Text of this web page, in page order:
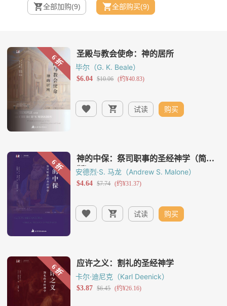
全部加购(9) 全部购买(9)
毕尔（G. K. Beale）
试读 购买
安德烈·S. 马龙（Andrew S. Malone）
试读 购买
卡尔·迪尼克（Karl Deenick）